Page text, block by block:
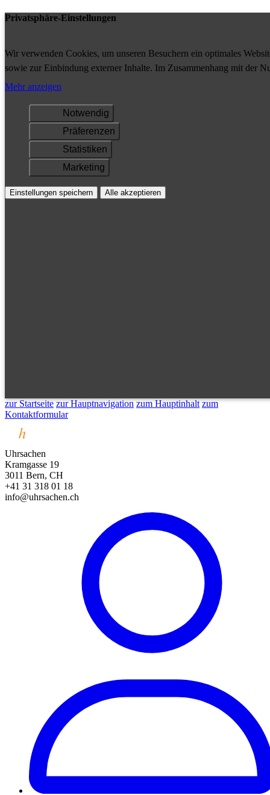
Privatsphäre-Einstellungen
Wir verwenden Cookies, um unseren Besuchern ein optimales
sowie zur Einbindung externer Inhalte. Im Zusammenhang mit der
Ihrem Gerät gespeichert und/oder abgerufen.
Mehr anzeigen
Notwendig
Präferenzen
Statistiken
Marketing
Einstellungen speichern Alle akzeptieren
zur Startseite zur Hauptnavigation zum Hauptinhalt zum
Kontaktformular
Uhrsachen
Kramgasse 19
3011 Bern, CH
+41 31 318 01 18
info@uhrsachen.ch